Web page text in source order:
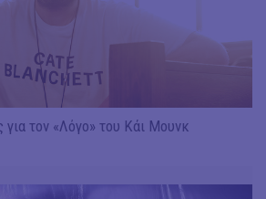
τον «Λόγο» του Κάι Μουνκ